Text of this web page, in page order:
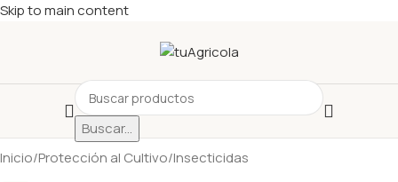
Skip to main content
Buscar...
Inicio/Protección al Cultivo/Insecticidas